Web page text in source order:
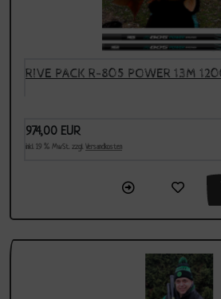
RIVE PACK R-805 POWER 13M
974,00 EUR
inkl. 19 % MwSt. zzgl. Versandkosten